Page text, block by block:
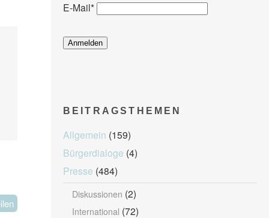
E-Mail*
BEITRAGSTHEMEN
Allgemein (159)
Bürgerdialoge (4)
Presse (484)
Diskussionen (2)
International (72)